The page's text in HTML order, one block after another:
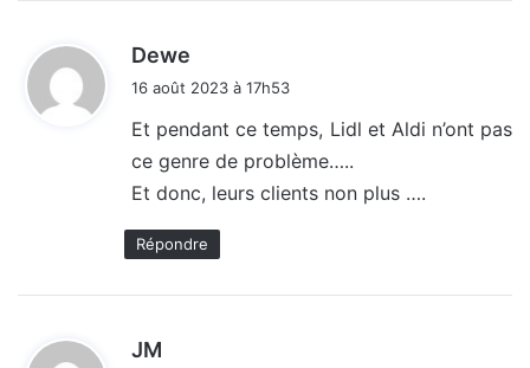
Dewe
i
:
16 août 2023 à 17h53
Et pendant ce temps, Lidl et Aldi n’ont pas
ce genre de problème…..
Et donc, leurs clients non plus ….
Répondre
JM